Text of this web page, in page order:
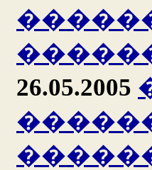
26.05.2005